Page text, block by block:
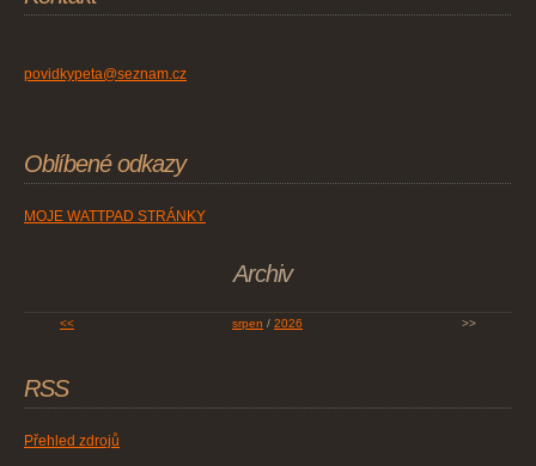
povidkypeta@seznam.cz
Oblíbené odkazy
MOJE WATTPAD STRÁNKY
Archiv
<< srpen / 2026 >>
RSS
Přehled zdrojů